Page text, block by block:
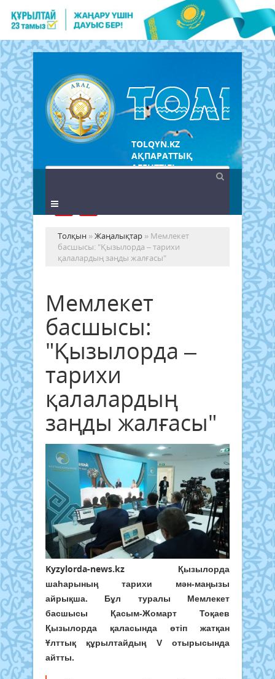
TOLQYN.KZ
АҚПАРАТТЫҚ
АГЕНТТІГІ
Толқын »Жаңалықтар » Мемлекет
басшысы: "Қызылорда – тарихи
қалалардың заңды жалғасы"
Мемлекет
басшысы:
"Қызылорда –
тарихи
қалалардың
заңды жалғасы"
Kyzylorda-news.kz Қызылорда
шаһарының тарихи мән-маңызы
айрықша. Бұл туралы Мемлекет
басшысы Қасым-Жомарт Тоқаев
Қызылорда қаласында өтіп жатқан
Ұлттық құрылтайдың V отырысында
айтты.